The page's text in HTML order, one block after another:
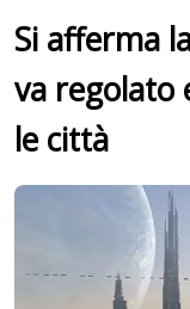
Si afferma
va regolato
le città